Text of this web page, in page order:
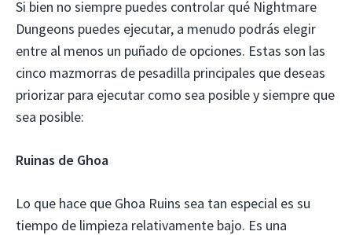
Si bien no siempre puedes controlar qué Nightmare
Dungeons puedes ejecutar, a menudo podrás elegir
entre al menos un puñado de opciones. Estas son las
cinco mazmorras de pesadilla principales que deseas
priorizar para ejecutar como sea posible y siempre que
sea posible:
Ruinas de Ghoa
Lo que hace que Ghoa Ruins sea tan especial es su
tiempo de limpieza relativamente bajo. Es una